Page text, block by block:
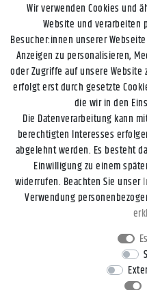
Impressum
* Alle Preise inkl. gesetzl.
Wir verwenden Cookies und
Website und verarbeiten
Besucher:innen unserer
Anzeigen zu personalisieren,
oder Zugriffe auf unsere Website
erfolgt erst durch gesetzte
die wir in den
Die Datenverarbeitung kann
berechtigten Interesses
abgelehnt werden. Es besteht
Einwilligung zu einem
widerrufen. Beachten Sie unser
Verwendung